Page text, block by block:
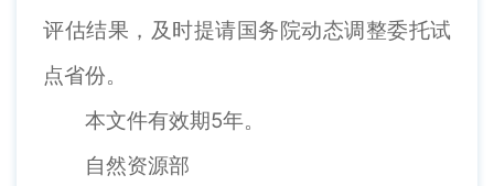
评估结果，及时提请国务院动态调整委托试
点省份。
本文件有效期5年。
自然资源部